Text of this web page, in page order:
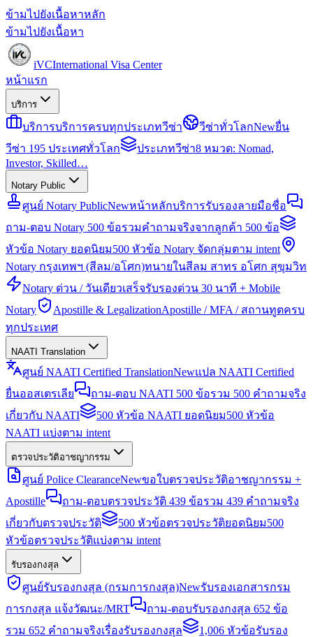
ข้ามไปยังเนื้อหาหลัก
ข้ามไปยังเนื้อหา
iVCInternational Visa Center
หน้าแรก
บริการ
บริการบริการครบทุกประเภทวีซ่า วีซ่าทั่วโลกNewยื่น
วีซ่า 195 ประเทศทั่วโลก
ประเภทวีซ่า8 หมวด: Nomad,
Investor, Skilled…
Notary Public
ศูนย์ Notary PublicNewหน้าหลักบริการรับรองลายมือชื่อ
ถาม-ตอบ Notary 500 ข้อรวมคำถามจริงจากลูกค้า 500 ข้อ
หัวข้อ Notary ยอดนิยม500 หัวข้อ Notary จัดกลุ่มตาม intent
Notary กรุงเทพฯ (สีลม/อโศก)ทนายในสีลม สาทร อโศก สุขุมวิท
Notary ด่วน / วันเดียวเสร็จรับรองด่วน 30 นาที + Mobile
Notary
Apostille & LegalizationApostille / MFA / สถานทูตครบ
ทุกประเทศ
NAATI Translation
ศูนย์ NAATI Certified TranslationNewแปล NAATI Certified
ยื่นออสเตรเลีย
ถาม-ตอบ NAATI 500 ข้อรวม 500 คำถามจริง
เกี่ยวกับ NAATI
500 หัวข้อ NAATI ยอดนิยม500 หัวข้อ
NAATI แบ่งตาม intent
ตรวจประวัติอาชญากรรม
ศูนย์ Police ClearanceNewขอใบตรวจประวัติอาชญากรรม +
Apostille
ถาม-ตอบตรวจประวัติ 439 ข้อรวม 439 คำถามจริง
เกี่ยวกับตรวจประวัติ
500 หัวข้อตรวจประวัติยอดนิยม500
หัวข้อตรวจประวัติแบ่งตาม intent
รับรองกงสุล
ศูนย์รับรองกงสุล (กรมการกงสุล)Newรับรองเอกสารกรม
การกงสุล แจ้งวัฒนะ/MRT
ถาม-ตอบรับรองกงสุล 652 ข้อ
รวม 652 คำถามจริงเรื่องรับรองกงสุล
1,006 หัวข้อรับรอง